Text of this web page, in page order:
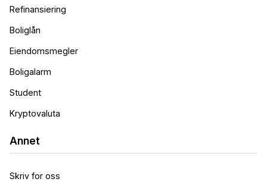
Refinansiering
Boliglån
Eiendomsmegler
Boligalarm
Student
Kryptovaluta
Annet
Skriv for oss